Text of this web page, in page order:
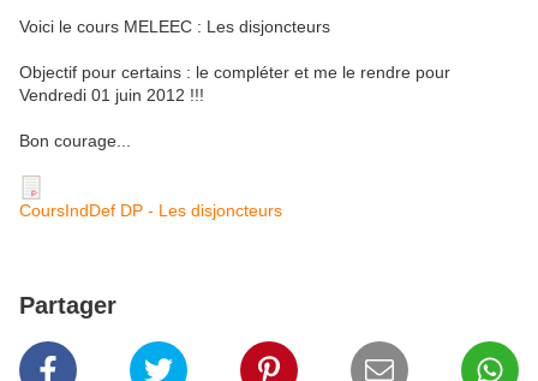
Voici le cours MELEEC : Les disjoncteurs
Objectif pour certains : le compléter et me le rendre pour
Vendredi 01 juin 2012 !!!
Bon courage...
CoursIndDef DP - Les disjoncteurs
Partager